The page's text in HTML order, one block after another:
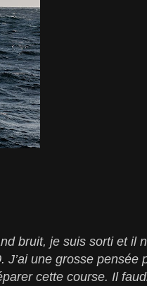
bruit, je suis sorti et il
J’ai une grosse pensée
cette course. Il